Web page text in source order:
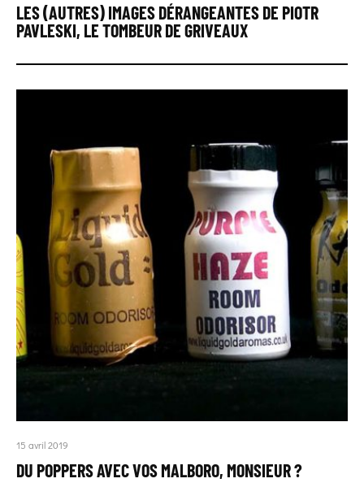
LES (AUTRES) IMAGES DÉRANGEANTES DE PIOTR
PAVLESKI, LE TOMBEUR DE GRIVEAUX
15 avril 2019
DU POPPERS AVEC VOS MALBORO, MONSIEUR ?